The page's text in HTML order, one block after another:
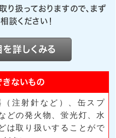
り扱っておりますので、まず
談ください！
詳しくみる
ないもの
注射針など）、缶スプ
どの発火物、蛍光灯、水
は取り扱いすることがで